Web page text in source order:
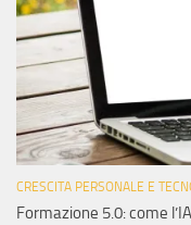
CRESCITA PERSONALE E
Formazione 5.0: come